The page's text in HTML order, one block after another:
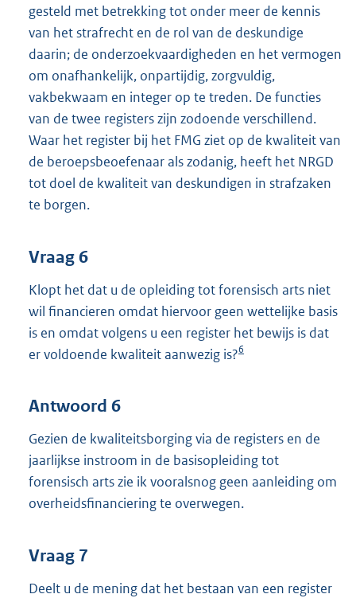
gesteld met betrekking tot onder meer de kennis
van het strafrecht en de rol van de deskundige
daarin; de onderzoekvaardigheden en het vermogen
om onafhankelijk, onpartijdig, zorgvuldig,
vakbekwaam en integer op te treden. De functies
van de twee registers zijn zodoende verschillend.
Waar het register bij het FMG ziet op de kwaliteit van
de beroepsbeoefenaar als zodanig, heeft het NRGD
tot doel de kwaliteit van deskundigen in strafzaken
te borgen.
Vraag 6
Klopt het dat u de opleiding tot forensisch arts niet
wil financieren omdat hiervoor geen wettelijke basis
is en omdat volgens u een register het bewijs is dat
er voldoende kwaliteit aanwezig is?6
Antwoord 6
Gezien de kwaliteitsborging via de registers en de
jaarlijkse instroom in de basisopleiding tot
forensisch arts zie ik vooralsnog geen aanleiding om
overheidsfinanciering te overwegen.
Vraag 7
Deelt u de mening dat het bestaan van een register